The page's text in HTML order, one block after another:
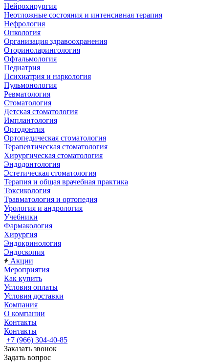
Нейрохирургия
Неотложные состояния и интенсивная терапия
Нефрология
Онкология
Организация здравоохранения
Оториноларингология
Офтальмология
Педиатрия
Психиатрия и наркология
Пульмонология
Ревматология
Стоматология
Детская стоматология
Имплантология
Ортодонтия
Ортопедическая стоматология
Терапевтическая стоматология
Хирургическая стоматология
Эндодонтология
Эстетическая стоматология
Терапия и общая врачебная практика
Токсикология
Травматология и ортопедия
Урология и андрология
Учебники
Фармакология
Хирургия
Эндокринология
Эндоскопия
Акции
Мероприятия
Как купить
Условия оплаты
Условия доставки
Компания
О компании
Контакты
Контакты
+7 (966) 304-40-85
Заказать звонок
Задать вопрос